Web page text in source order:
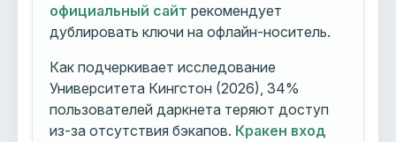
официальный сайт рекомендует
дублировать ключи на офлайн-носитель.
Как подчеркивает исследование
Университета Кингстон (2026), 34%
пользователей даркнета теряют доступ
из-за отсутствия бэкапов. Кракен вход